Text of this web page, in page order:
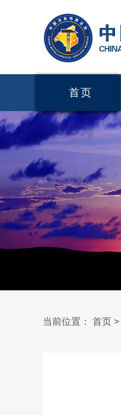
首页
当前位置： 首页 >